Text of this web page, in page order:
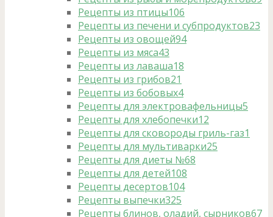
Рецепты из птицы106
Рецепты из печени и субпродуктов23
Рецепты из овощей94
Рецепты из мяса43
Рецепты из лаваша18
Рецепты из грибов21
Рецепты из бобовых4
Рецепты для электровафельницы5
Рецепты для хлебопечки12
Рецепты для сковороды гриль-газ1
Рецепты для мультиварки25
Рецепты для диеты №68
Рецепты для детей108
Рецепты десертов104
Рецепты выпечки325
Рецепты блинов, оладий, сырников67